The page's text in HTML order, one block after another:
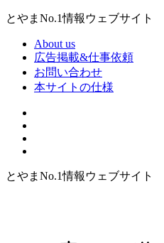
とやまNo.1情報ウェブサイト
About us
広告掲載&仕事依頼
お問い合わせ
本サイトの仕様
とやまNo.1情報ウェブサイト